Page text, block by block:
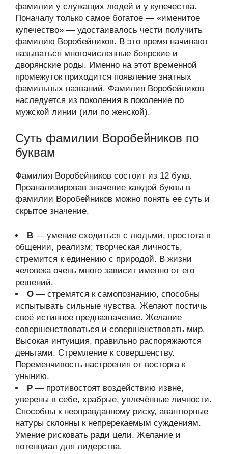
фамилии у служащих людей и у купечества.
Поначалу только самое богатое — «именитое
купечество» — удостаивалось чести получить
фамилию Воробейников. В это время начинают
называться многочисленные боярские и
дворянские роды. Именно на этот временной
промежуток приходится появление знатных
фамильных названий. Фамилия Воробейников
наследуется из поколения в поколение по
мужской линии (или по женской).
Суть фамилии Воробейников по
буквам
Фамилия Воробейников состоит из 12 букв.
Проанализировав значение каждой буквы в
фамилии Воробейников можно понять ее суть и
скрытое значение.
В — умение сходиться с людьми, простота в
общении, реализм; творческая личность,
стремится к единению с природой. В жизни
человека очень много зависит именно от его
решений.
О — стремятся к самопознанию, способны
испытывать сильные чувства. Желают постичь
своё истинное предназначение. Желание
совершенствоваться и совершенствовать мир.
Высокая интуиция, правильно распоряжаются
деньгами. Стремление к совершенству.
Переменчивость настроения от восторга к
унынию.
Р — противостоят воздействию извне,
уверены в себе, храбрые, увлечённые личности.
Способны к неоправданному риску, авантюрные
натуры склонны к непререкаемым суждениям.
Умение рисковать ради цели. Желание и
потенциал для лидерства.